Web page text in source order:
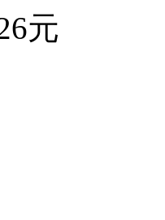
元